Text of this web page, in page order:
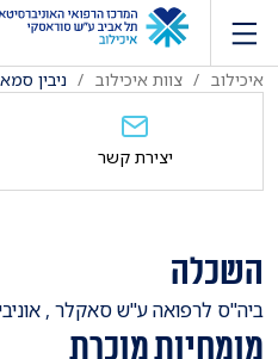
איכילוב צוות איכילוב ניבין
השכלה
​ביה"ס לרפואה ע"ש סאקלר ,
מומחיות מוכרת
יצירת קשר